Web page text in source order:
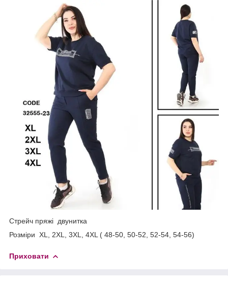
Стрейч пряжі двунитка
Розміри XL, 2XL, 3XL, 4XL ( 48-50, 50-52, 52-54, 54-56)
Приховати